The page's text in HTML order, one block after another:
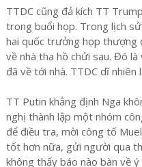
TTDC cũng đả kích TT
trong buổi họp. Trong lịch
hai quốc trưởng họp thượng
về nhà tha hồ chửi sau. Đó
đã về tới nhà. TTDC dĩ
TT Putin khẳng định Nga
nghị thành lập một nhóm
để điều tra, mời công tố
tốt hơn nữa, gửi người qua
không thấy báo nào bàn về ý